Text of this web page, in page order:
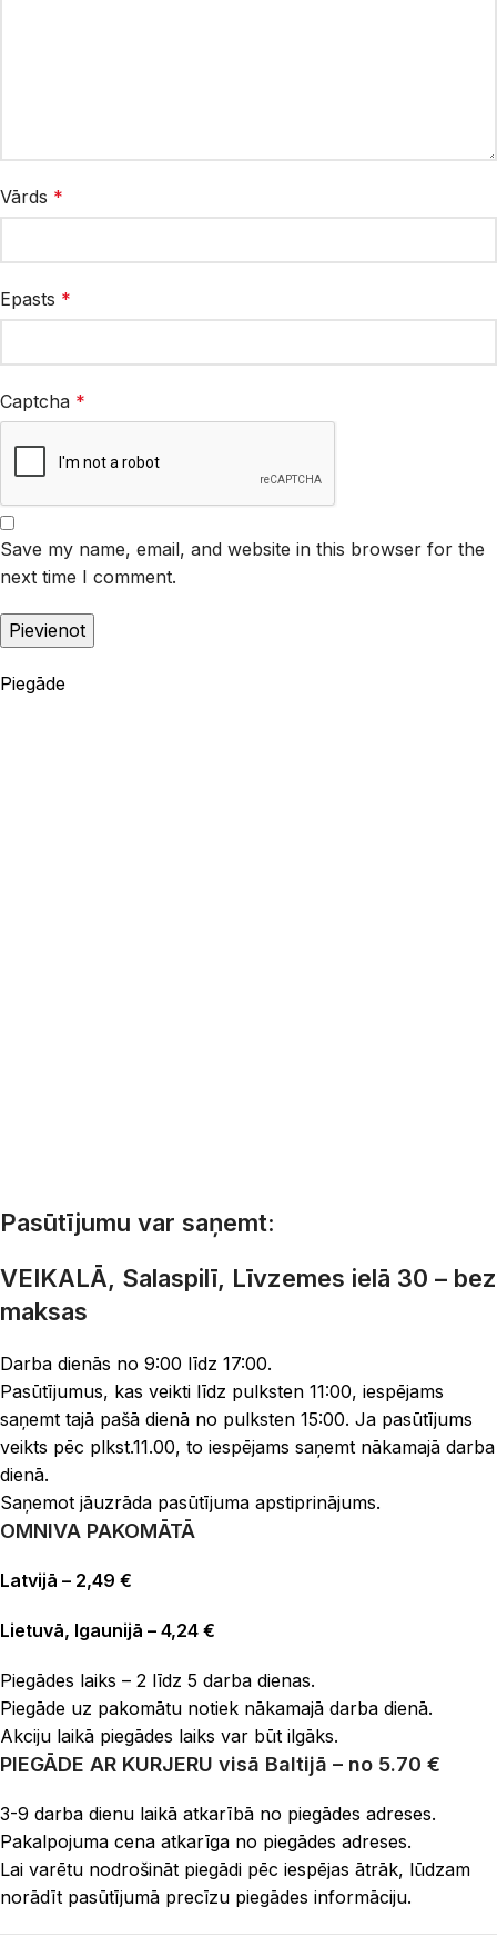
Vārds *
Epasts *
Captcha *
Save my name, email, and website in this browser for the
next time I comment.
Piegāde
Pasūtījumu var saņemt:
VEIKALĀ, Salaspilī, Līvzemes ielā 30 – bez
maksas
Darba dienās no 9:00 līdz 17:00.
Pasūtījumus, kas veikti līdz pulksten 11:00, iespējams
saņemt tajā pašā dienā no pulksten 15:00. Ja pasūtījums
veikts pēc plkst.11.00, to iespējams saņemt nākamajā darba
dienā.
Saņemot jāuzrāda pasūtījuma apstiprinājums.
OMNIVA PAKOMĀTĀ
Latvijā – 2,49 €
Lietuvā, Igaunijā – 4,24 €
Piegādes laiks – 2 līdz 5 darba dienas.
Piegāde uz pakomātu notiek nākamajā darba dienā.
Akciju laikā piegādes laiks var būt ilgāks.
PIEGĀDE AR KURJERU visā Baltijā – no 5.70 €
3-9 darba dienu laikā atkarībā no piegādes adreses.
Pakalpojuma cena atkarīga no piegādes adreses.
Lai varētu nodrošināt piegādi pēc iespējas ātrāk, lūdzam
norādīt pasūtījumā precīzu piegādes informāciju.